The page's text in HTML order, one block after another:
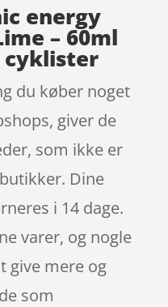
energy
– 60ml
du køber noget
giver de
som ikke er
Dine
i 14 dage.
varer, og nogle
give mere og
som